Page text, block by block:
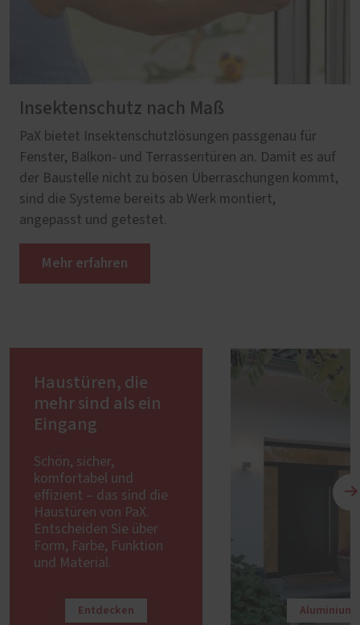
Insektenschutz nach Maß
PaX bietet Insektenschutzlösungen passgenau für
Fenster, Balkon- und Terrassentüren an. Damit es auf
der Baustelle nicht zu bösen Überraschungen kommt,
sind die Systeme bereits ab Werk montiert,
angepasst und getestet.
Mehr erfahren
Haustüren, die
mehr sind als ein
Eingang
Schön, sicher,
komfortabel und
effizient – das sind die
Haustüren von PaX.
Entscheiden Sie über
Form, Farbe, Funktion
und Material.
Entdecken Aluminium